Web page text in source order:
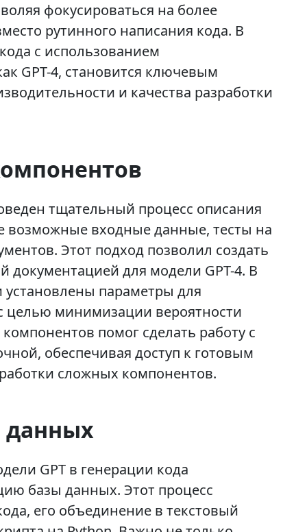
фокусироваться на более
рутинного написания кода. В
с использованием
GPT-4, становится ключевым
и качества разработки
тщательный процесс описания
возможные входные данные, тесты на
Этот подход позволил создать
документацией для модели GPT-4. В
параметры для
целью минимизации вероятности
помог сделать работу с
обеспечивая доступ к готовым
сложных компонентов.
данных
GPT в генерации кода
базы данных. Этот процесс
его объединение в текстовый